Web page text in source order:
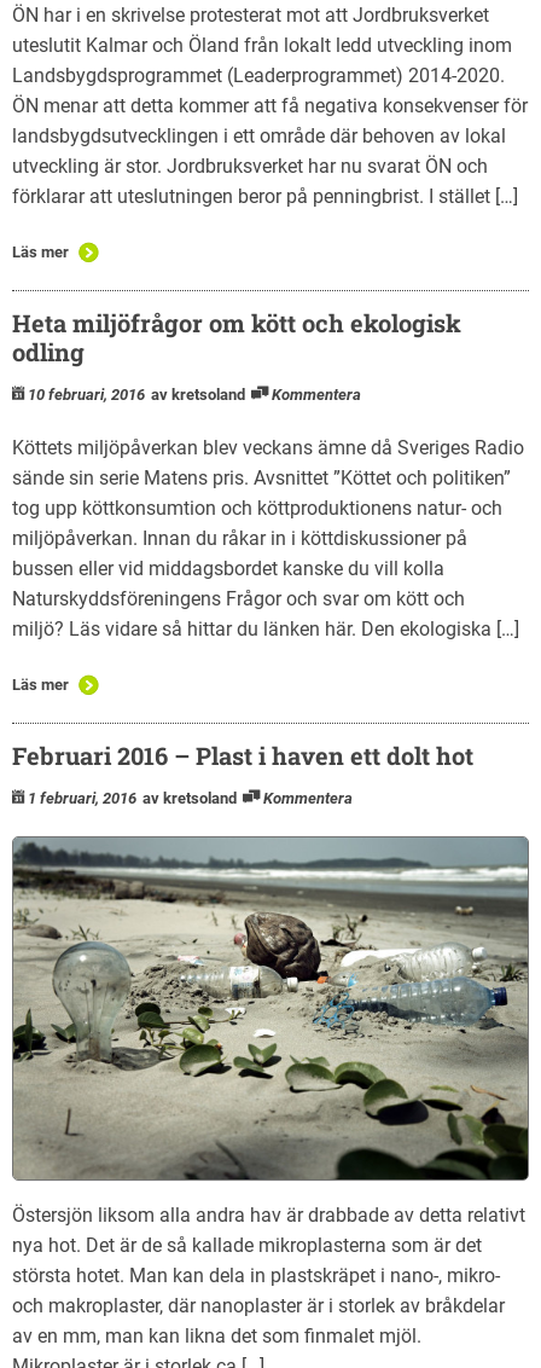
ÖN har i en skrivelse protesterat mot att Jordbruksverket
uteslutit Kalmar och Öland från lokalt ledd utveckling inom
Landsbygdsprogrammet (Leaderprogrammet) 2014-2020.
ÖN menar att detta kommer att få negativa konsekvenser för
landsbygdsutvecklingen i ett område där behoven av lokal
utveckling är stor. Jordbruksverket har nu svarat ÖN och
förklarar att uteslutningen beror på penningbrist. I stället […]
Läs mer
Heta miljöfrågor om kött och ekologisk
odling
10 februari, 2016 av kretsoland Kommentera
Köttets miljöpåverkan blev veckans ämne då Sveriges Radio
sände sin serie Matens pris. Avsnittet ”Köttet och politiken”
tog upp köttkonsumtion och köttproduktionens natur- och
miljöpåverkan. Innan du råkar in i köttdiskussioner på
bussen eller vid middagsbordet kanske du vill kolla
Naturskyddsföreningens Frågor och svar om kött och
miljö? Läs vidare så hittar du länken här. Den ekologiska […]
Läs mer
Februari 2016 – Plast i haven ett dolt hot
1 februari, 2016 av kretsoland Kommentera
Östersjön liksom alla andra hav är drabbade av detta relativt
nya hot. Det är de så kallade mikroplasterna som är det
största hotet. Man kan dela in plastskräpet i nano-, mikro-
och makroplaster, där nanoplaster är i storlek av bråkdelar
av en mm, man kan likna det som finmalet mjöl.